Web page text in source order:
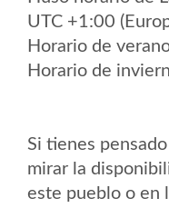
UTC +1:00
Horario de
Horario de
Si tienes
mirar la
este pueblo o en